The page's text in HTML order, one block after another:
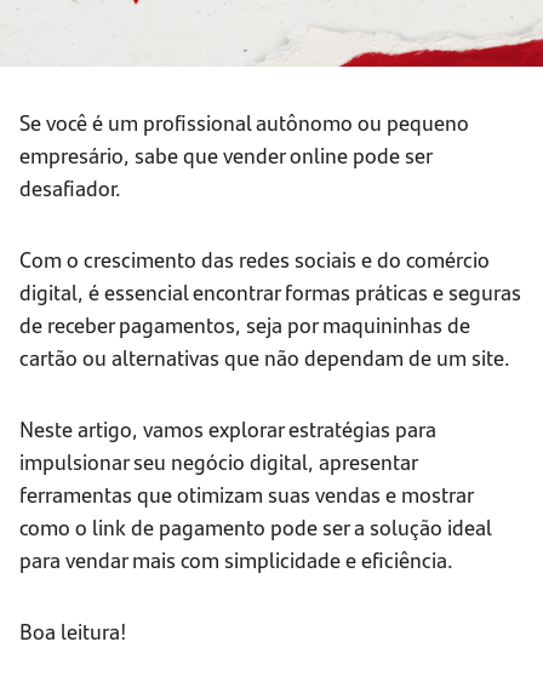
Se você é um profissional autônomo ou pequeno
empresário, sabe que vender online pode ser
desafiador.
Com o crescimento das redes sociais e do comércio
digital, é essencial encontrar formas práticas e seguras
de receber pagamentos, seja por maquininhas de
cartão ou alternativas que não dependam de um site.
Neste artigo, vamos explorar estratégias para
impulsionar seu negócio digital, apresentar
ferramentas que otimizam suas vendas e mostrar
como o link de pagamento pode ser a solução ideal
para vendar mais com simplicidade e eficiência.
Boa leitura!